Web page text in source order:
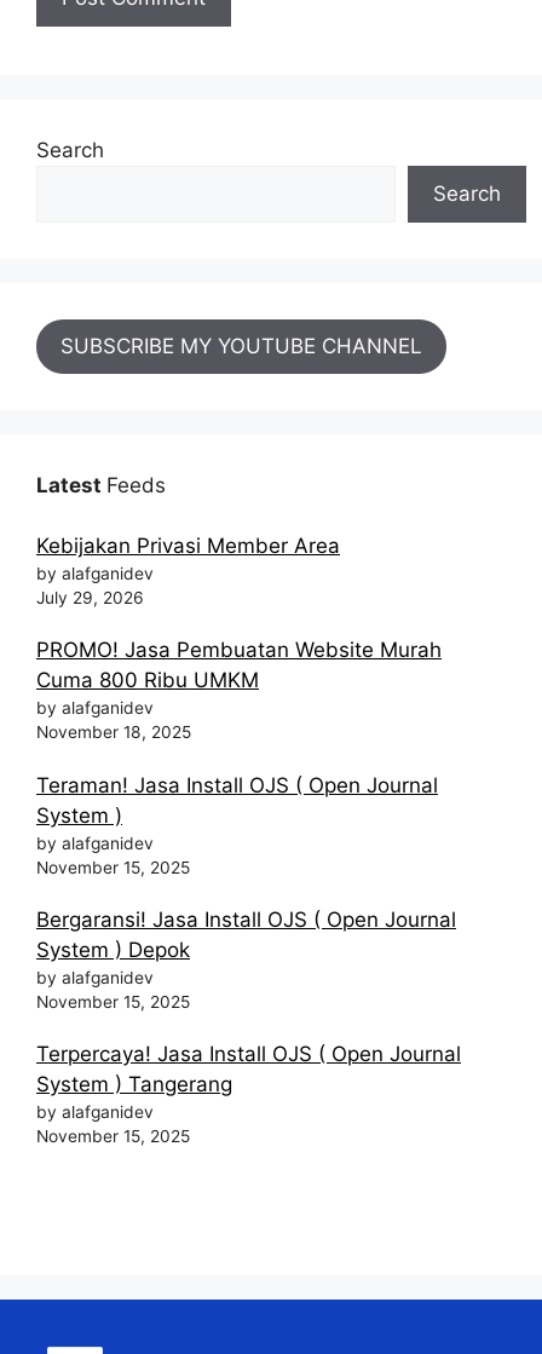
Search
Search
SUBSCRIBE MY YOUTUBE CHANNEL
Latest Feeds
Kebijakan Privasi Member Area
by alafganidev
July 29, 2026
PROMO! Jasa Pembuatan Website Murah
Cuma 800 Ribu UMKM
by alafganidev
November 18, 2025
Teraman! Jasa Install OJS ( Open Journal
System )
by alafganidev
November 15, 2025
Bergaransi! Jasa Install OJS ( Open Journal
System ) Depok
by alafganidev
November 15, 2025
Terpercaya! Jasa Install OJS ( Open Journal
System ) Tangerang
by alafganidev
November 15, 2025